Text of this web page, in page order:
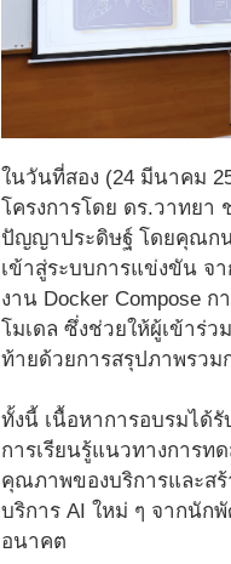
ในวันที่สอง (24 มีนาคม
โครงการโดย ดร.วาทย
ปัญญาประดิษฐ์ โดยคุณกน
เข้าสู่ระบบการแข่งขัน จ
งาน Docker Compose
โมเดล ซึ่งช่วยให้ผู้เข้าร่
ท้ายด้วยการสรุปภาพรวม
ทั้งนี้ เนื้อหาการอบรมได้
การเรียนรู้แนวทางการท
คุณภาพของบริการและส
บริการ AI ใหม่ ๆ จากนัก
อนาคต